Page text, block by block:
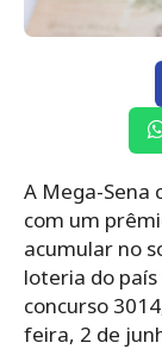
A Mega-Sena
com um
acumular no
loteria do
concurso
feira, 2 de